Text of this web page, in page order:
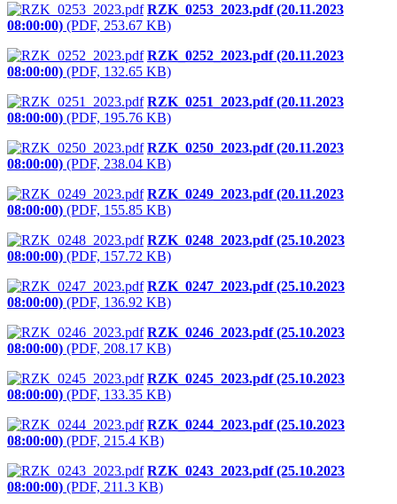
RZK_0253_2023.pdf (20.11.2023
08:00:00) (PDF, 253.67 KB)
RZK_0252_2023.pdf (20.11.2023
08:00:00) (PDF, 132.65 KB)
RZK_0251_2023.pdf (20.11.2023
08:00:00) (PDF, 195.76 KB)
RZK_0250_2023.pdf (20.11.2023
08:00:00) (PDF, 238.04 KB)
RZK_0249_2023.pdf (20.11.2023
08:00:00) (PDF, 155.85 KB)
RZK_0248_2023.pdf (25.10.2023
08:00:00) (PDF, 157.72 KB)
RZK_0247_2023.pdf (25.10.2023
08:00:00) (PDF, 136.92 KB)
RZK_0246_2023.pdf (25.10.2023
08:00:00) (PDF, 208.17 KB)
RZK_0245_2023.pdf (25.10.2023
08:00:00) (PDF, 133.35 KB)
RZK_0244_2023.pdf (25.10.2023
08:00:00) (PDF, 215.4 KB)
RZK_0243_2023.pdf (25.10.2023
08:00:00) (PDF, 211.3 KB)